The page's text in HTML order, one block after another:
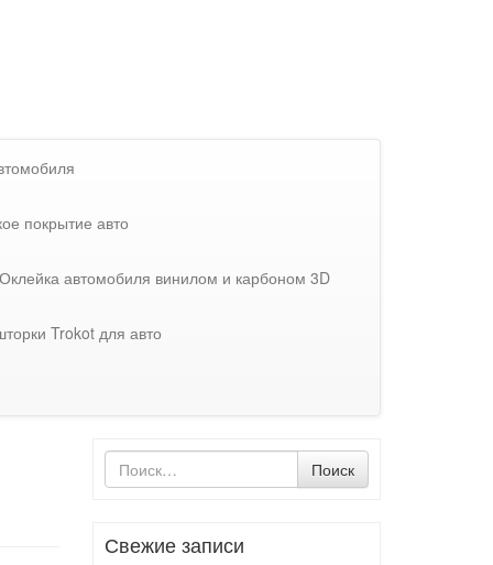
покрытие авто
Оклейка автомобиля винилом и карбоном 3D
Trokot для авто
Поиск
по
Поиск
Свежие записи